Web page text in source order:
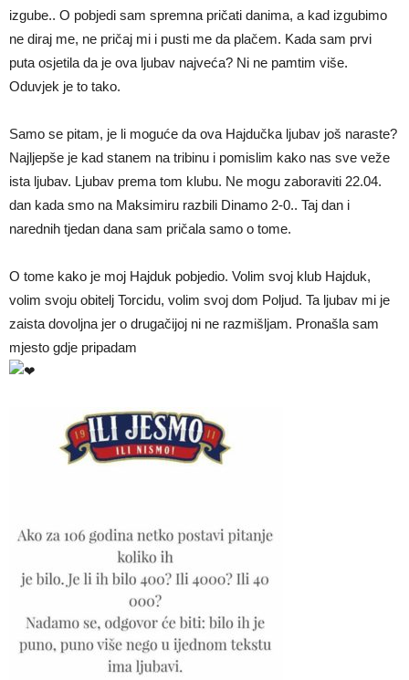
izgube.. O pobjedi sam spremna pričati danima, a kad izgubimo
ne diraj me, ne pričaj mi i pusti me da plačem. Kada sam prvi
puta osjetila da je ova ljubav najveća? Ni ne pamtim više.
Oduvjek je to tako.
Samo se pitam, je li moguće da ova Hajdučka ljubav još naraste?
Najljepše je kad stanem na tribinu i pomislim kako nas sve veže
ista ljubav. Ljubav prema tom klubu. Ne mogu zaboraviti 22.04.
dan kada smo na Maksimiru razbili Dinamo 2-0.. Taj dan i
narednih tjedan dana sam pričala samo o tome.
O tome kako je moj Hajduk pobjedio. Volim svoj klub Hajduk,
volim svoju obitelj Torcidu, volim svoj dom Poljud. Ta ljubav mi je
zaista dovoljna jer o drugačijoj ni ne razmišljam. Pronašla sam
mjesto gdje pripadam